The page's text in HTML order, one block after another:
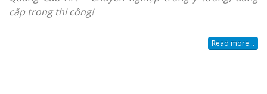
cấp trong thi công!
Read more...